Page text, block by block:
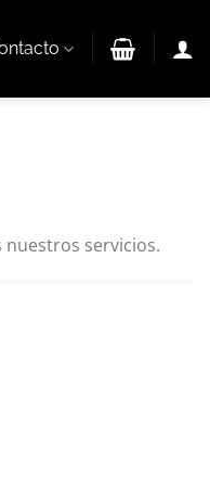
nuestros servicios.